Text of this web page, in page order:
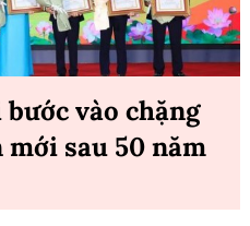
vào chặng
sau 50 năm